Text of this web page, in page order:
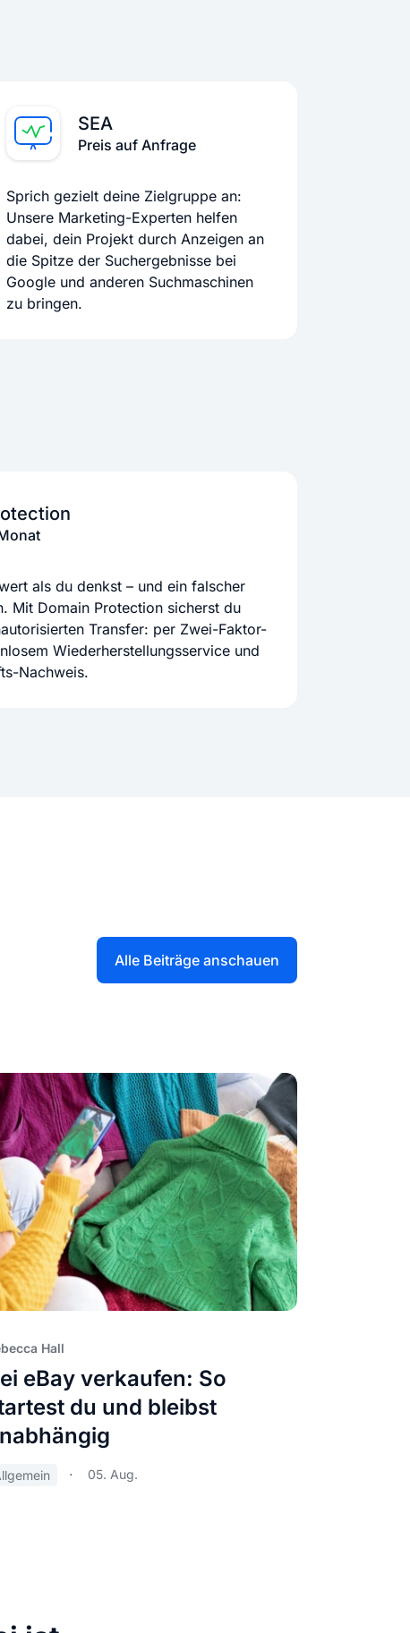
SEA
Preis auf Anfrage
Sprich gezielt deine Zielgruppe an:
Unsere Marketing-Experten helfen
dabei, dein Projekt durch Anzeigen an
die Spitze der Suchergebnisse bei
Google und anderen Suchmaschinen
zu bringen.
als du denkst – und ein falscher
Mit Domain Protection sicherst du
Transfer: per Zwei-Faktor-
Wiederherstellungsservice und
Nachweis.
Alle Beiträge anschauen
Hall
eBay verkaufen: So
du und bleibst
05. Aug.